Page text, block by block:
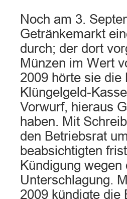
Noch am 3.
Getränkemarkt
durch; der dort
Münzen im Wert
2009 hörte sie
Klüngelgeld-
Vorwurf, hieraus
haben. Mit
den Betriebsrat
beabsichtigten
Kündigung
Unterschlagung.
2009 kündigte die